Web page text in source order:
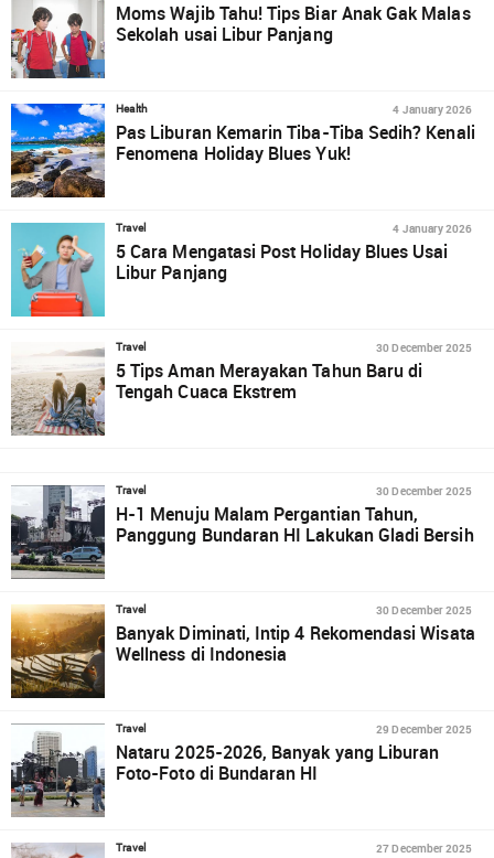
Moms Wajib Tahu! Tips Biar Anak Gak Malas
Sekolah usai Libur Panjang
Health 4 January 2026
Pas Liburan Kemarin Tiba-Tiba Sedih? Kenali
Fenomena Holiday Blues Yuk!
Travel 4 January 2026
5 Cara Mengatasi Post Holiday Blues Usai
Libur Panjang
Travel 30 December 2025
5 Tips Aman Merayakan Tahun Baru di
Tengah Cuaca Ekstrem
Travel 30 December 2025
H-1 Menuju Malam Pergantian Tahun,
Panggung Bundaran HI Lakukan Gladi Bersih
Travel 30 December 2025
Banyak Diminati, Intip 4 Rekomendasi Wisata
Wellness di Indonesia
Travel 29 December 2025
Nataru 2025-2026, Banyak yang Liburan
Foto-Foto di Bundaran HI
Travel 27 December 2025